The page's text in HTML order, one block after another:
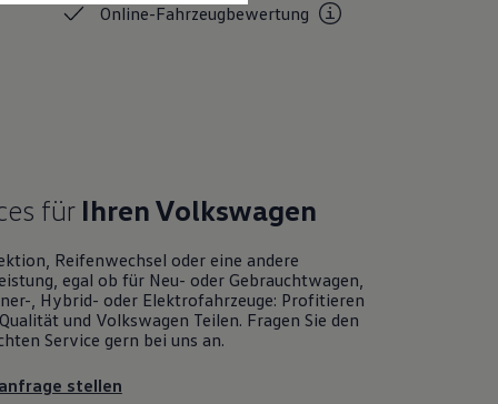
Online-Fahrzeugbewertung
für IhrenVolkswagen
Reifenwechsel oder eine andere
egal ob für Neu- oder Gebrauchtwagen
, Hybrid- oder Elektrofahrzeuge: Profitieren
und Volkswagen Teilen. Fragen Sie den
Service gern bei uns an.
stellen